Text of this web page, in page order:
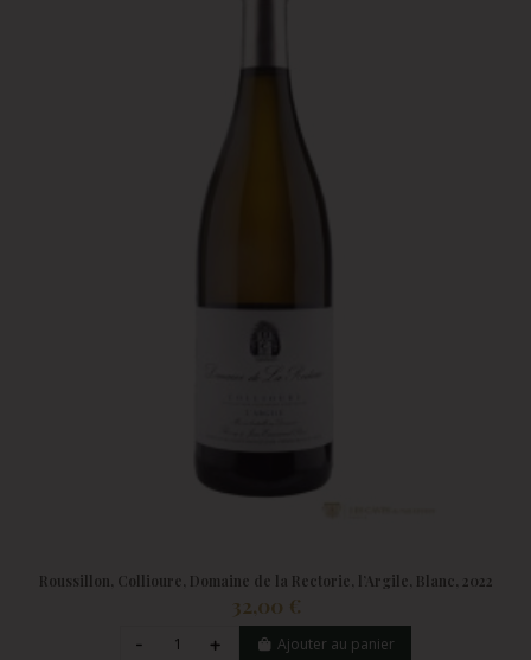
Roussillon, Collioure, Domaine de la Rectorie, l’Argile, Blanc, 2022
32,00 €
Ajouter au panier